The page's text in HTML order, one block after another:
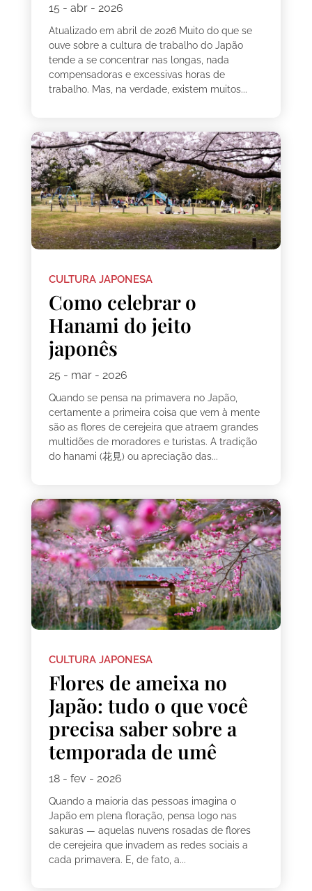
15 - abr - 2026
Atualizado em abril de 2026 Muito do que se
ouve sobre a cultura de trabalho do Japão
tende a se concentrar nas longas, nada
compensadoras e excessivas horas de
trabalho. Mas, na verdade, existem muitos...
CULTURA JAPONESA
Como celebrar o
Hanami do jeito
japonês
25 - mar - 2026
Quando se pensa na primavera no Japão,
certamente a primeira coisa que vem à mente
são as flores de cerejeira que atraem grandes
multidões de moradores e turistas. A tradição
do hanami (花見) ou apreciação das...
CULTURA JAPONESA
Flores de ameixa no
Japão: tudo o que você
precisa saber sobre a
temporada de umê
18 - fev - 2026
Quando a maioria das pessoas imagina o
Japão em plena floração, pensa logo nas
sakuras — aquelas nuvens rosadas de flores
de cerejeira que invadem as redes sociais a
cada primavera. E, de fato, a...